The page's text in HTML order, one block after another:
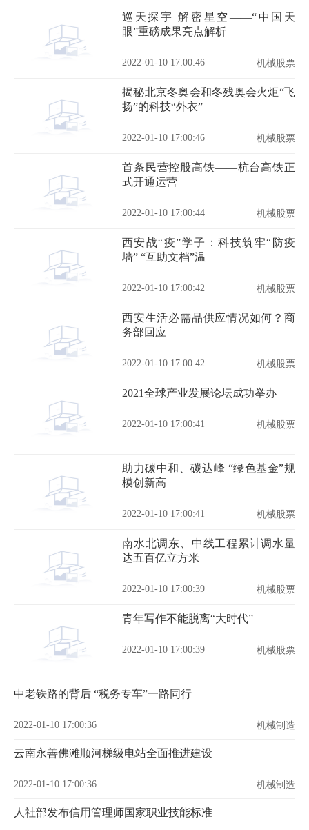
巡天探宇 解密星空——“中国天
眼”重磅成果亮点解析
2022-01-10 17:00:46 机械股票
揭秘北京冬奥会和冬残奥会火炬“飞
扬”的科技“外衣”
2022-01-10 17:00:46 机械股票
首条民营控股高铁——杭台高铁正
式开通运营
2022-01-10 17:00:44 机械股票
西安战“疫”学子：科技筑牢“防疫
墙” “互助文档”温
2022-01-10 17:00:42 机械股票
西安生活必需品供应情况如何？商
务部回应
2022-01-10 17:00:42 机械股票
2021全球产业发展论坛成功举办
2022-01-10 17:00:41 机械股票
助力碳中和、碳达峰 “绿色基金”规
模创新高
2022-01-10 17:00:41 机械股票
南水北调东、中线工程累计调水量
达五百亿立方米
2022-01-10 17:00:39 机械股票
青年写作不能脱离“大时代”
2022-01-10 17:00:39 机械股票
中老铁路的背后 “税务专车”一路同行
2022-01-10 17:00:36 机械制造
云南永善佛滩顺河梯级电站全面推进建设
2022-01-10 17:00:36 机械制造
人社部发布信用管理师国家职业技能标准